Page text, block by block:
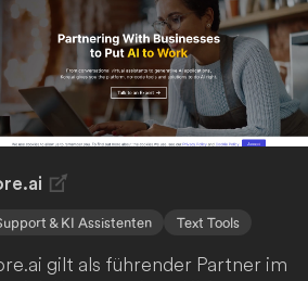
den Überblick und gewinnst
Erkenntnisse - alles in
Tool!
& KI Assistenten Text Tools
gilt als führender Partner im